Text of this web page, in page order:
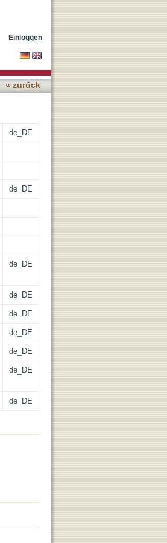
Einloggen
« zurück
de_DE
de_DE
de_DE
de_DE
de_DE
de_DE
de_DE
de_DE
de_DE